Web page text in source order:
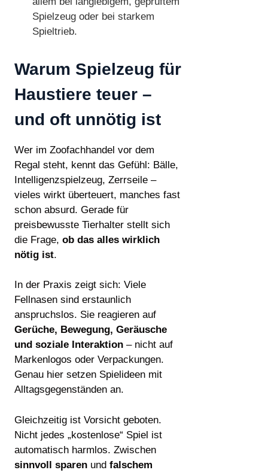
Spielzeug oder bei starkem
Spieltrieb.
Warum Spielzeug für
Haustiere teuer –
und oft unnötig ist
Wer im Zoofachhandel vor dem
Regal steht, kennt das Gefühl: Bälle,
Intelligenzspielzeug, Zerrseile –
vieles wirkt überteuert, manches fast
schon absurd. Gerade für
preisbewusste Tierhalter stellt sich
die Frage, ob das alles wirklich
nötig ist.
In der Praxis zeigt sich: Viele
Fellnasen sind erstaunlich
anspruchslos. Sie reagieren auf
Gerüche, Bewegung, Geräusche
und soziale Interaktion – nicht auf
Markenlogos oder Verpackungen.
Genau hier setzen Spielideen mit
Alltagsgegenständen an.
Gleichzeitig ist Vorsicht geboten.
Nicht jedes „kostenlose“ Spiel ist
automatisch harmlos. Zwischen
sinnvoll sparen und falschem